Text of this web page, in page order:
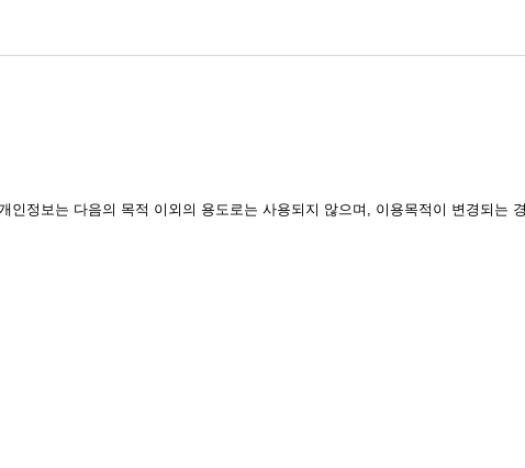
정보는 다음의 목적 이외의 용도로는 사용되지 않으며, 이용목적이 변경되는